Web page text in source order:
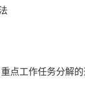
点工作任务分解的